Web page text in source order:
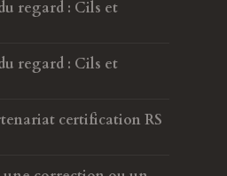
regard : Cils et
regard : Cils et
certification RS